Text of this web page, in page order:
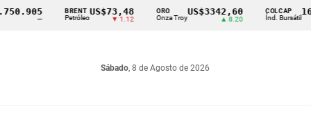
BRENT
Petróleo
US$73,48
▼ 1.12
ORO
Onza Troy
US$3342,60 COLCAP
Índ. Bursátil
Sábado, 8 de Agosto de 2026